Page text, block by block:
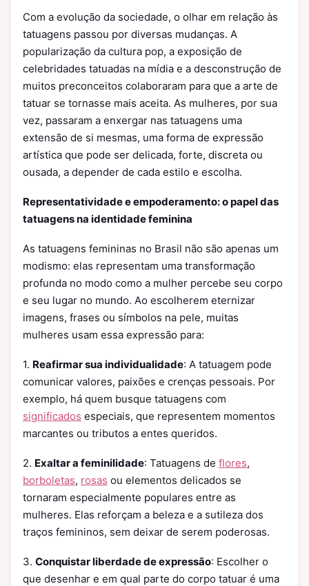
Com a evolução da sociedade, o olhar em relação às
tatuagens passou por diversas mudanças. A
popularização da cultura pop, a exposição de
celebridades tatuadas na mídia e a desconstrução de
muitos preconceitos colaboraram para que a arte de
tatuar se tornasse mais aceita. As mulheres, por sua
vez, passaram a enxergar nas tatuagens uma
extensão de si mesmas, uma forma de expressão
artística que pode ser delicada, forte, discreta ou
ousada, a depender de cada estilo e escolha.
Representatividade e empoderamento: o papel das
tatuagens na identidade feminina
As tatuagens femininas no Brasil não são apenas um
modismo: elas representam uma transformação
profunda no modo como a mulher percebe seu corpo
e seu lugar no mundo. Ao escolherem eternizar
imagens, frases ou símbolos na pele, muitas
mulheres usam essa expressão para:
1. Reafirmar sua individualidade: A tatuagem pode
comunicar valores, paixões e crenças pessoais. Por
exemplo, há quem busque tatuagens com
significados especiais, que representem momentos
marcantes ou tributos a entes queridos.
2. Exaltar a feminilidade: Tatuagens de flores,
borboletas, rosas ou elementos delicados se
tornaram especialmente populares entre as
mulheres. Elas reforçam a beleza e a sutileza dos
traços femininos, sem deixar de serem poderosas.
3. Conquistar liberdade de expressão: Escolher o
que desenhar e em qual parte do corpo tatuar é uma